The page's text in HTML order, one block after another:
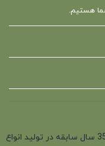
فروشگاه سیاکُر فروش لباس زنانه با بیش از 35 سال سابقه در تولید انواع